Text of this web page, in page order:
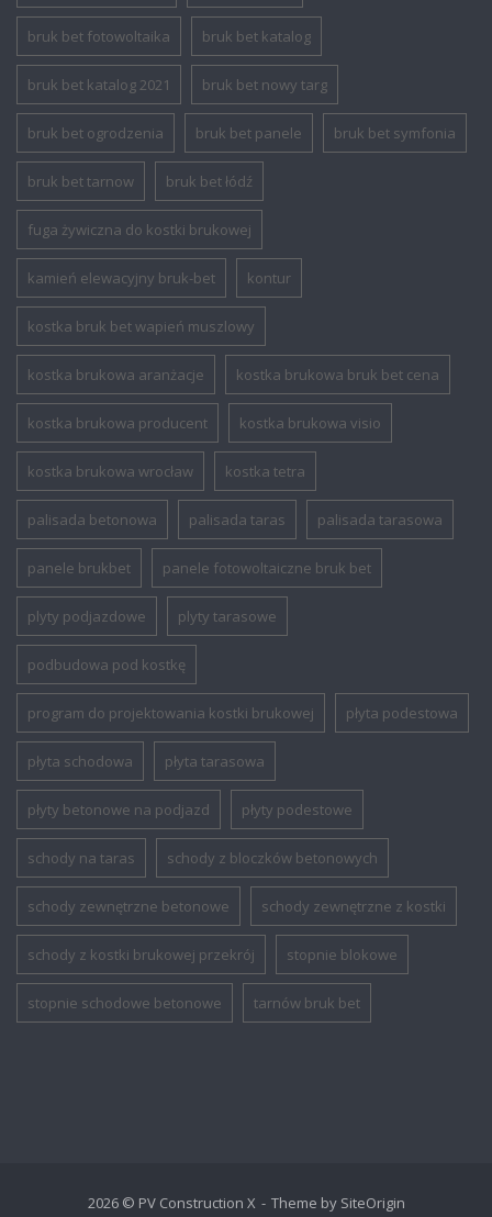
bruk bet fotowoltaika bruk bet katalog
bruk bet katalog 2021 bruk bet nowy targ
bruk bet ogrodzenia bruk bet panele bruk bet symfonia
bruk bet tarnow bruk bet łódź
fuga żywiczna do kostki brukowej
kamień elewacyjny bruk-bet kontur
kostka bruk bet wapień muszlowy
kostka brukowa aranżacje kostka brukowa bruk bet cena
kostka brukowa producent kostka brukowa visio
kostka brukowa wrocław kostka tetra
palisada betonowa palisada taras palisada tarasowa
panele brukbet panele fotowoltaiczne bruk bet
plyty podjazdowe plyty tarasowe
podbudowa pod kostkę
program do projektowania kostki brukowej płyta podestowa
płyta schodowa płyta tarasowa
płyty betonowe na podjazd płyty podestowe
schody na taras schody z bloczków betonowych
schody zewnętrzne betonowe schody zewnętrzne z kostki
schody z kostki brukowej przekrój stopnie blokowe
stopnie schodowe betonowe tarnów bruk bet
2026 © PV Construction X Theme by SiteOrigin